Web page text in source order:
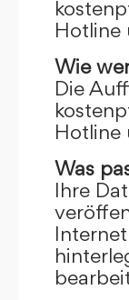
Hotline
Wie
Die
Hotline
Was
Ihre